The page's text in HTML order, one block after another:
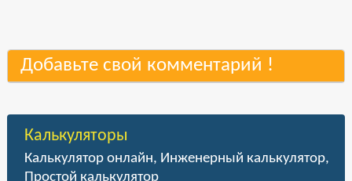
Добавьте свой комментарий !
Калькуляторы
Калькулятор онлайн, Инженерный калькулятор,
Простой калькулятор